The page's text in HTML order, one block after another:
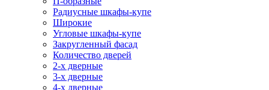
Радиусные шкафы-купе
Широкие
Угловые шкафы-купе
Закругленный фасад
Количество дверей
2-х дверные
3-х дверные
4-х дверные